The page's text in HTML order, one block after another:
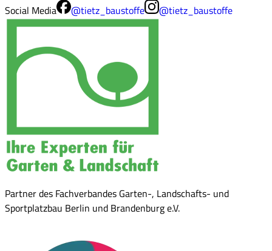
Social Media
@tietz_baustoffe @tietz_baustoffe
Partner des Fachverbandes Garten-, Landschafts- und
Sportplatzbau Berlin und Brandenburg e.V.